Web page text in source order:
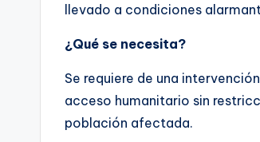
llevado a condiciones
¿Qué se necesita?
Se requiere de una
acceso humanitario sin
población afectada.